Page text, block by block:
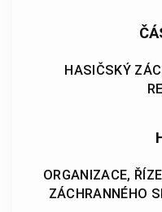
HASIČSKÝ
ORGANIZACE,
ZÁCHRANNÉHO